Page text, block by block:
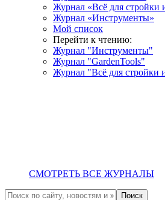
Журнал «Всё для стройки
Журнал «Инструменты»
Мой список
Перейти к чтению:
Журнал "Инструменты"
Журнал "GardenTools"
Журнал "Всё для стройки
СМОТРЕТЬ ВСЕ ЖУРНАЛЫ